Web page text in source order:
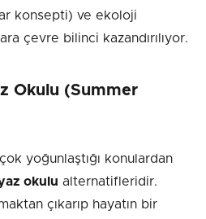
konsepti) ve ekoloji
çevre bilinci kazandırılıyor.
Okulu (Summer
yoğunlaştığı konulardan
okulu alternatifleridir.
çıkarıp hayatın bir